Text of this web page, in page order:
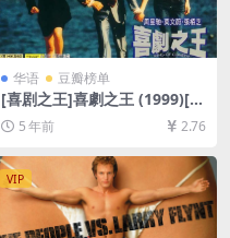
华语 豆瓣榜单
[喜剧之王]喜劇之王 (1999)[百
度网盘+迅雷云盘资源1080P
超清未删减][MP4/5.3GB][粤
5 年前 2.76
VIP